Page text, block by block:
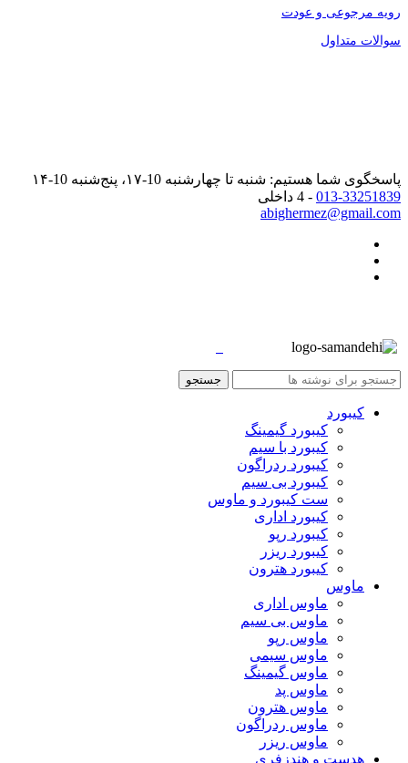
رویه مرجوعی و عودت
سوالات متداول
پاسخگوی شما هستیم: شنبه تا چهارشنبه 10-۱۷، پنج‌شنبه 10-۱۴
013-33251839 - 4 داخلی
abighermez@gmail.com
جستجو
کیبورد
کیبورد گیمینگ
کیبورد با سیم
کیبورد ردراگون
کیبورد بی سیم
ست کیبورد و ماوس
کیبورد اداری
کیبورد رپو
کیبورد ریزر
کیبورد هترون
ماوس
ماوس اداری
ماوس بی سیم
ماوس رپو
ماوس سیمی
ماوس گیمینگ
ماوس پد
ماوس هترون
ماوس ردراگون
ماوس ریزر
هدست و هندزفری